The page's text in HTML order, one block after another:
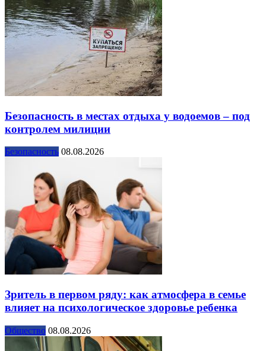
Безопасность в местах отдыха у водоемов – под
контролем милиции
Безопасность 08.08.2026
Зритель в первом ряду: как атмосфера в семье
влияет на психологическое здоровье ребенка
Общество 08.08.2026